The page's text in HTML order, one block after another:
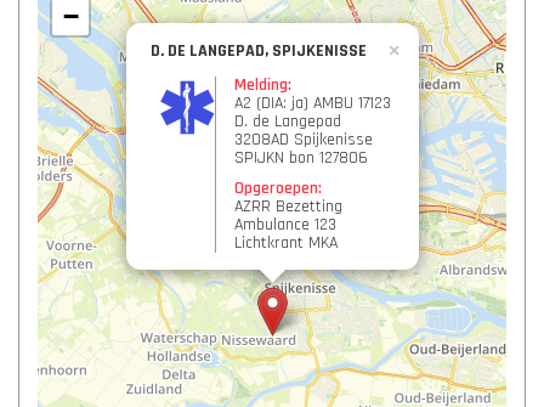
D. DE LANGEPAD, SPIJKENISSE
Melding:
A2 (DIA: ja) AMBU 17123
D. de Langepad
3208AD Spijkenisse
SPIJKN bon 127806
Opgeroepen:
AZRR Bezetting
Ambulance 123
Lichtkrant MKA
×
−